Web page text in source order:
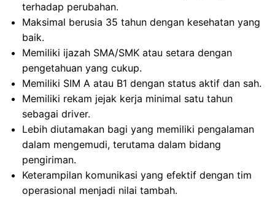
terhadap perubahan.
Maksimal berusia 35 tahun dengan kesehatan yang
baik.
Memiliki ijazah SMA/SMK atau setara dengan
pengetahuan yang cukup.
Memiliki SIM A atau B1 dengan status aktif dan sah.
Memiliki rekam jejak kerja minimal satu tahun
sebagai driver.
Lebih diutamakan bagi yang memiliki pengalaman
dalam mengemudi, terutama dalam bidang
pengiriman.
Keterampilan komunikasi yang efektif dengan tim
operasional menjadi nilai tambah.